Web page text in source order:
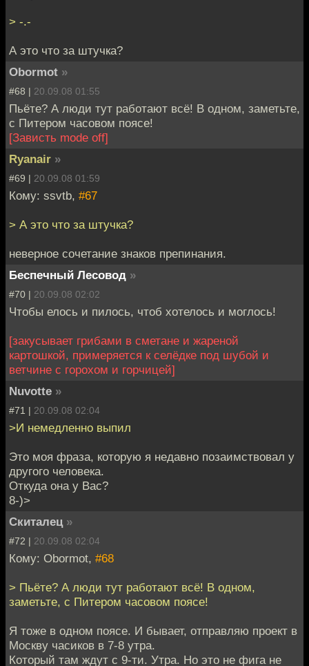
> -.-
А это что за штучка?
Obormot »
#68 | 20.09.08 01:55
Пьёте? А люди тут работают всё! В одном, заметьте,
с Питером часовом поясе!
[Зависть mode off]
Ryanair »
#69 | 20.09.08 01:59
Кому: ssvtb, #67
> А это что за штучка?
неверное сочетание знаков препинания.
Беспечный Лесовод »
#70 | 20.09.08 02:02
Чтобы елось и пилось, чтоб хотелось и моглось!
[закусывает грибами в сметане и жареной
картошкой, примеряется к селёдке под шубой и
ветчине с горохом и горчицей]
Nuvotte »
#71 | 20.09.08 02:04
>И немедленно выпил
Это моя фраза, которую я недавно позаимствовал у
другого человека.
Откуда она у Вас?
8-)>
Скиталец »
#72 | 20.09.08 02:04
Кому: Obormot, #68
> Пьёте? А люди тут работают всё! В одном,
заметьте, с Питером часовом поясе!
Я тоже в одном поясе. И бывает, отправляю проект в
Москву часиков в 7-8 утра.
Который там ждут с 9-ти. Утра. Но это не фига не